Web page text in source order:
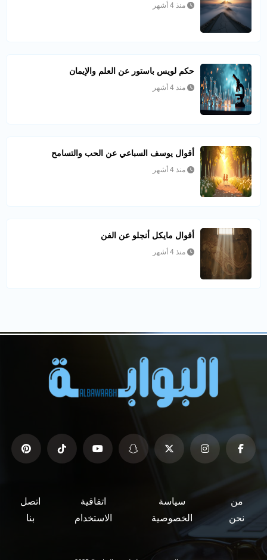
منذ 4 أشهر
حكم لويس باستور عن العلم والإيمان
منذ 4 أشهر
أقوال يوسف السباعي عن الحب والتسامح
منذ 4 أشهر
أقوال مايكل أنجلو عن الفن
منذ 4 أشهر
من
نحن
سياسة
الخصوصية
اتفاقية
الاستخدام
اتصل
بنا